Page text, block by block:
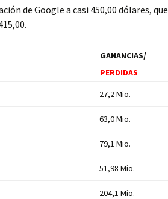
de Google a casi 450,00 dólares, que
GANANCIAS/
PERDIDAS
27,2 Mio.
63,0 Mio.
79,1 Mio.
51,98 Mio.
204,1 Mio.